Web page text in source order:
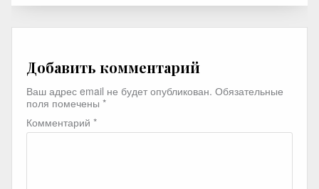
Добавить комментарий
Ваш адрес email не будет опубликован. Обязательные
поля помечены *
Комментарий *